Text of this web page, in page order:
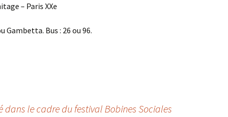
– Paris XXe
Bus : 26 ou 96.
dans le cadre du festival Bobines Sociales